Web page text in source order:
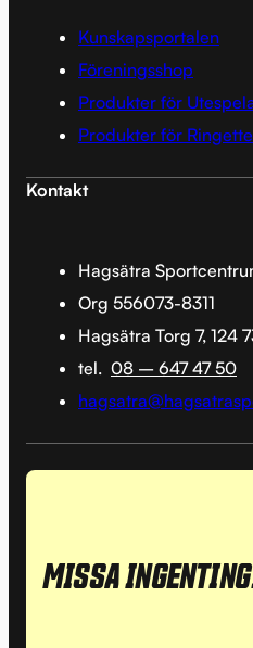
Kunskapsportalen
Föreningsshop
Produkter för
Produkter för Ringette
Kontakt
Hagsätra
Org 556073-8311
Hagsätra Torg 7, 124
tel. 08 – 647 47 50
MISSA